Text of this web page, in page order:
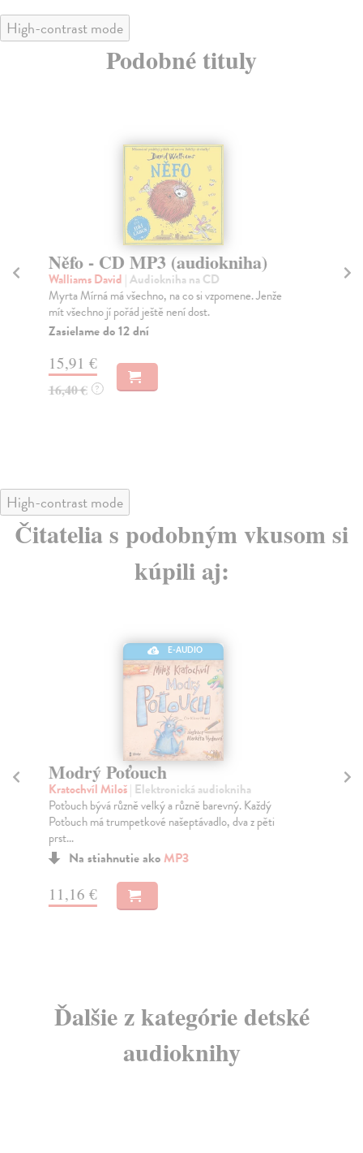
High-contrast mode
Podobné tituly
Něfo - CD MP3 (audiokniha)
Walliams David | Audiokniha na CD
Myrta Mírná má všechno, na co si vzpomene. Jenže
mít všechno jí pořád ještě není dost.
Zasielame do 12 dní
15,91 €
16,40 € ?
High-contrast mode
Čitatelia s podobným vkusom si
kúpili aj:
E-AUDIO
Modrý Poťouch
Kratochvíl Miloš| Elektronická audiokniha
Poťouch bývá různě velký a různě barevný. Každý
Poťouch má trumpetkové našeptávadlo, dva z pěti
prst...
Na stiahnutie akoMP3
11,16 €
Ďalšie z kategórie detské
audioknihy